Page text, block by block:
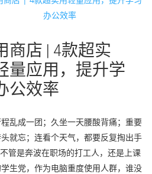
商店 | 4款超实
量应用，提升学
公效率
乱成一团；久坐一天腰酸背痛；重要
就忘；连看个天气，都要反复掏出手
管是奔波在职场的打工人，还是上课
生党，作为电脑重度使用人群，谁没